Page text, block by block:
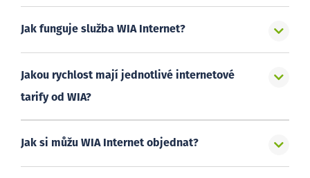
Jak funguje služba WIA Internet?
Jakou rychlost mají jednotlivé internetové
tarify od WIA?
Jak si můžu WIA Internet objednat?